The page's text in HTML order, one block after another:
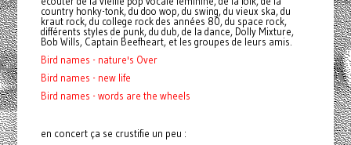
country honky-tonk, du doo wop, du swing, du vieux ska, du
kraut rock, du college rock des années 80, du space rock,
différents styles de punk, du dub, de la dance, Dolly Mixture,
Bob Wills, Captain Beefheart, et les groupes de leurs amis.
Bird names - nature's Over
Bird names - new life
Bird names - words are the wheels
en concert ça se crustifie un peu :